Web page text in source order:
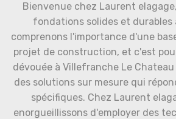
Bienvenue chez Laurent
fondations solides et durables
comprenons l'importance d'une
projet de construction, et c'est
dévouée à Villefranche Le
des solutions sur mesure qui
spécifiques. Chez Laurent
enorgueillissons d'employer des